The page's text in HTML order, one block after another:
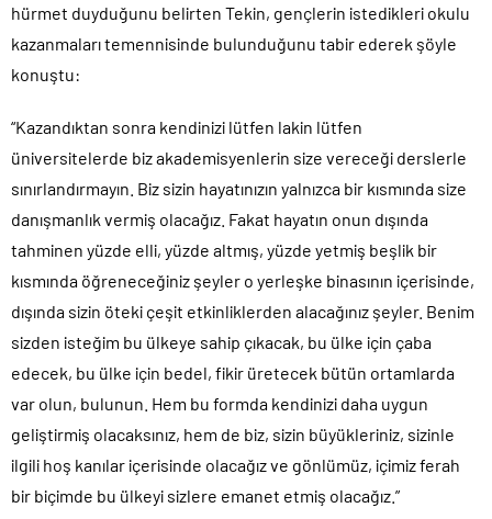
hürmet duyduğunu belirten Tekin, gençlerin istedikleri okulu
kazanmaları temennisinde bulunduğunu tabir ederek şöyle
konuştu:
“Kazandıktan sonra kendinizi lütfen lakin lütfen
üniversitelerde biz akademisyenlerin size vereceği derslerle
sınırlandırmayın. Biz sizin hayatınızın yalnızca bir kısmında size
danışmanlık vermiş olacağız. Fakat hayatın onun dışında
tahminen yüzde elli, yüzde altmış, yüzde yetmiş beşlik bir
kısmında öğreneceğiniz şeyler o yerleşke binasının içerisinde,
dışında sizin öteki çeşit etkinliklerden alacağınız şeyler. Benim
sizden isteğim bu ülkeye sahip çıkacak, bu ülke için çaba
edecek, bu ülke için bedel, fikir üretecek bütün ortamlarda
var olun, bulunun. Hem bu formda kendinizi daha uygun
geliştirmiş olacaksınız, hem de biz, sizin büyükleriniz, sizinle
ilgili hoş kanılar içerisinde olacağız ve gönlümüz, içimiz ferah
bir biçimde bu ülkeyi sizlere emanet etmiş olacağız.”